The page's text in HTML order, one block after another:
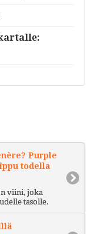
Purple
todella
viini, joka
tasolle.